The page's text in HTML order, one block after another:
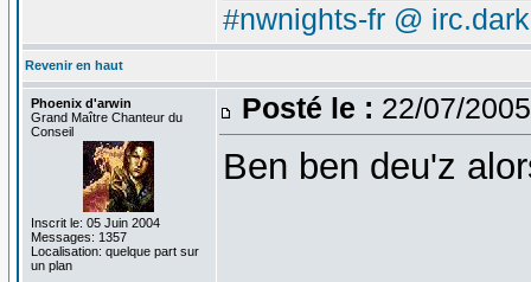
#nwnights-fr @
Revenir en haut
Phoenix d'arwin
Grand Maître Chanteur du
Conseil
Inscrit le: 05 Juin 2004
Messages: 1357
Localisation: quelque part sur
un plan
Posté le : 22/07/
Ben ben deu'z